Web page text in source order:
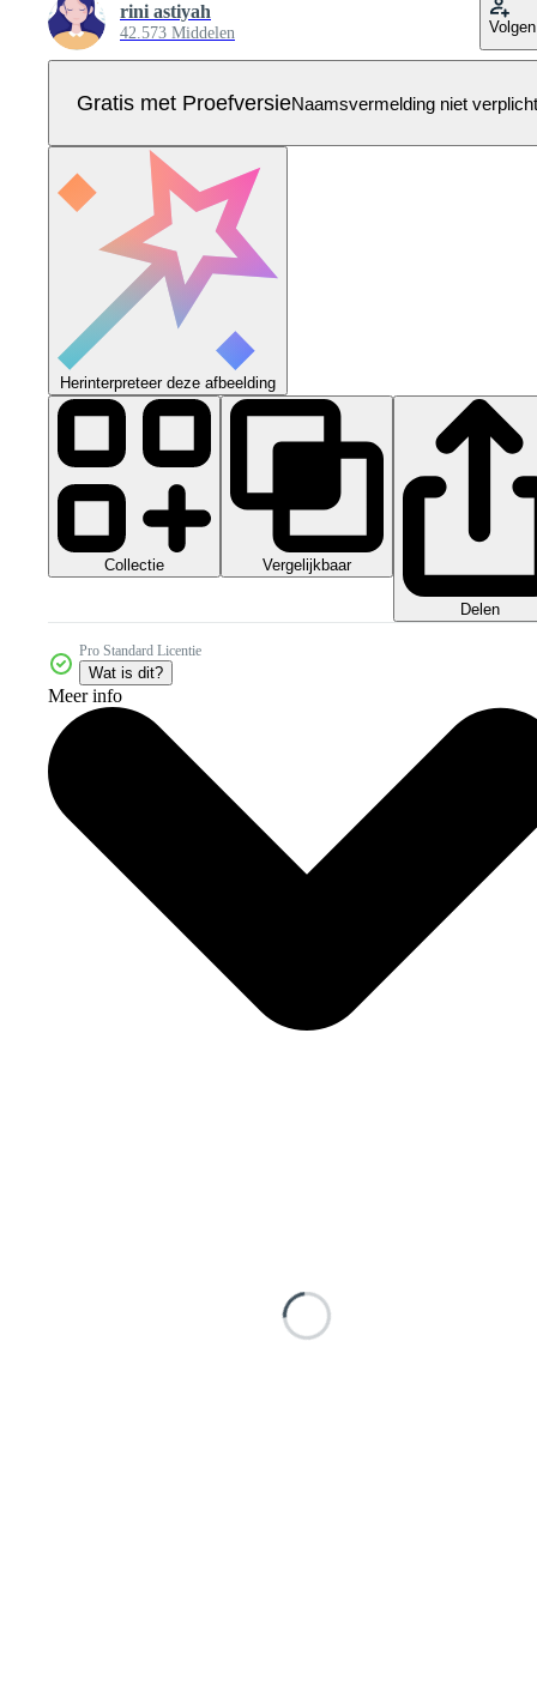
rini astiyah
42.573 Middelen Volgen
Gratis met ProefversieNaamsvermelding niet verplicht
Herinterpreteer deze afbeelding
Collectie Vergelijkbaar
Delen
Pro Standard Licentie
Wat is dit?
Meer info